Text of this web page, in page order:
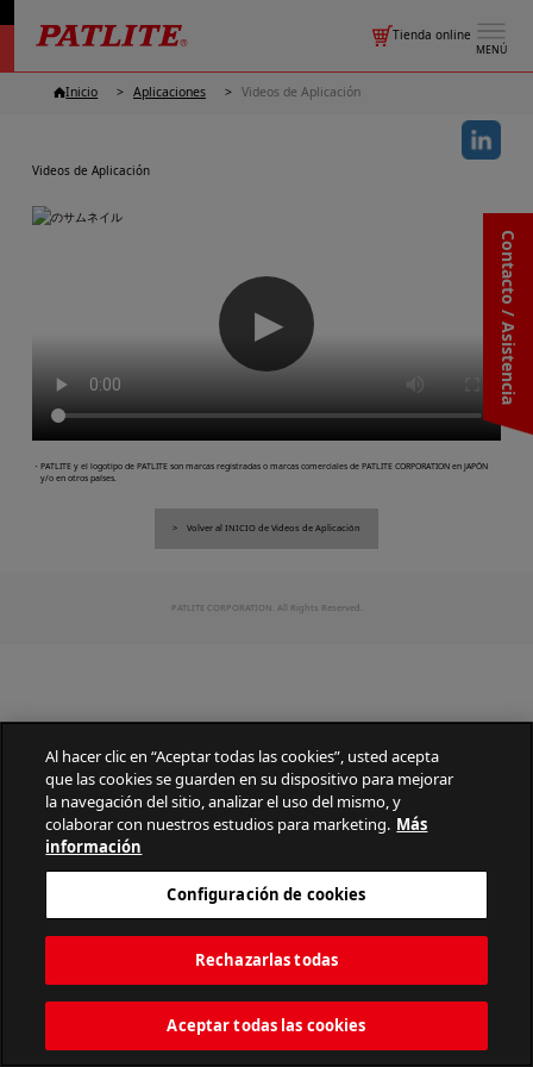
MENÚ
Tienda online
Contacto / Asistencia
Inicio Aplicaciones Videos de Aplicación
Videos de Aplicación
▶
・PATLITE y el logotipo de PATLITE son marcas registradas o marcas comerciales de PATLITE CORPORATION en JAPÓN
y/o en otros países.
Volver al INICIO de Videos de Aplicación
PATLITE CORPORATION. All Rights Reserved.
Al hacer clic en “Aceptar todas las cookies”, usted acepta
que las cookies se guarden en su dispositivo para mejorar
la navegación del sitio, analizar el uso del mismo, y
colaborar con nuestros estudios para marketing. Más
información
Configuración de cookies
Rechazarlas todas
Aceptar todas las cookies